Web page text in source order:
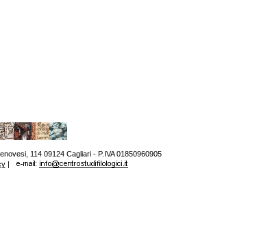
114 09124 Cagliari - P.IVA 01850960905
|